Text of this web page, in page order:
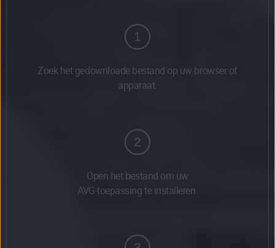
1
Zoek het gedownloade bestand op uw browser of
apparaat.
2
Open het bestand om uw
AVG-toepassing te installeren.